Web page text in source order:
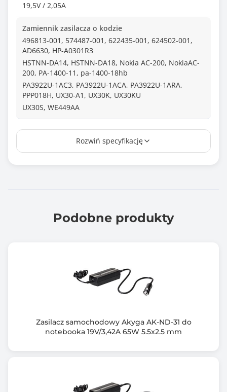
19,5V / 2,05A
Zamiennik zasilacza o kodzie
496813-001, 574487-001, 622435-001, 624502-001,
AD6630, HP-A0301R3
HSTNN-DA14, HSTNN-DA18, Nokia AC-200, NokiaAC-
200, PA-1400-11, pa-1400-18hb
PA3922U-1AC3, PA3922U-1ACA, PA3922U-1ARA,
PPP018H, UX30-A1, UX30K, UX30KU
UX30S, WE449AA
Wtyk
Długość kabla (m)
Waga (g)
rejestracji produktu
Rozwiń specyfikację
Podobne produkty
Zasilacz samochodowy Akyga AK-ND-31 do
notebooka 19V/3,42A 65W 5.5x2.5 mm